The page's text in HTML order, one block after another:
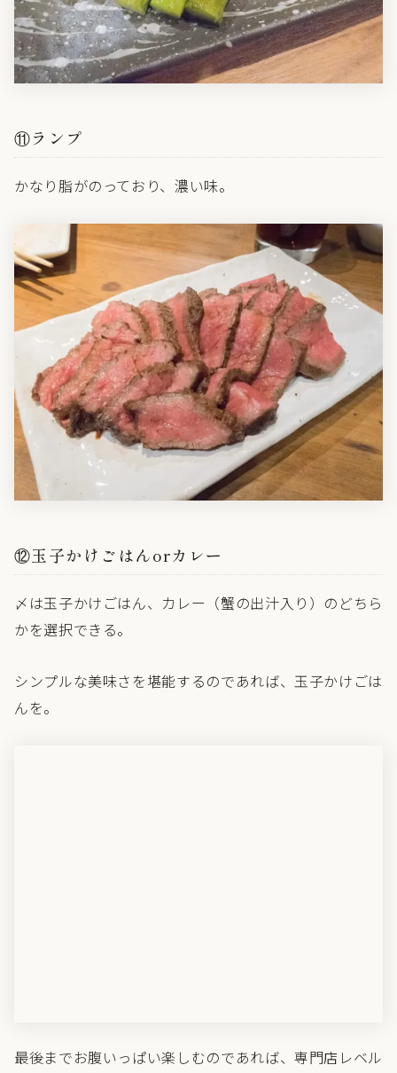
⑪ランプ
かなり脂がのっており、濃い味。
⑫玉子かけごはんorカレー
〆は玉子かけごはん、カレー（蟹の出汁入り）のどちら
かを選択できる。
シンプルな美味さを堪能するのであれば、玉子かけごは
んを。
最後までお腹いっぱい楽しむのであれば、専門店レベル